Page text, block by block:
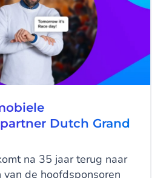
Dutch Grand
na 35 jaar terug naar
van de hoofdsponsoren